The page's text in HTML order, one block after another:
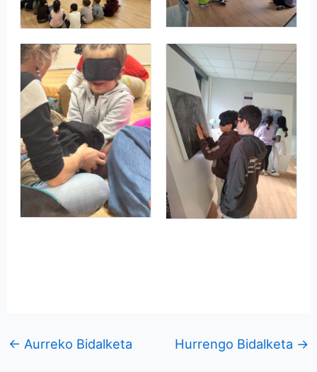
← Aurreko Bidalketa Hurrengo Bidalketa →